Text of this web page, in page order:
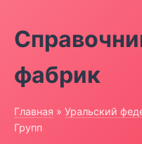
фабрик
Главная » Уральский
Групп